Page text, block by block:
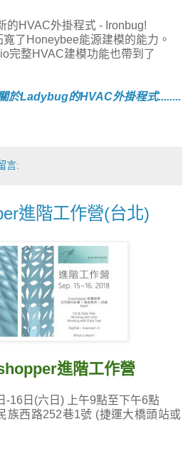
的HVAC外掛程式 - Ironbug!
了Honeybee能源建模的能力。
完整HVAC建模功能也帶到了
於Ladybug的HVAC外掛程式........
言:
進階工作營(台北)
進階工作營
-16日(六日) 上午9點至下午6點
族西路252巷1號 (捷運大橋頭站或